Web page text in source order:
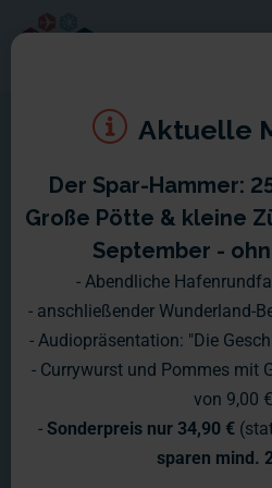
Aktuelle
Der Spar-Hammer:
Große Pötte & kleine
September -
- Abendliche
- anschließender Wunderland-
- Audiopräsentation: "Die
- Currywurst und Pommes mit
von 9,00
- Sonderpreis nur 34,90 €
sparen mind.